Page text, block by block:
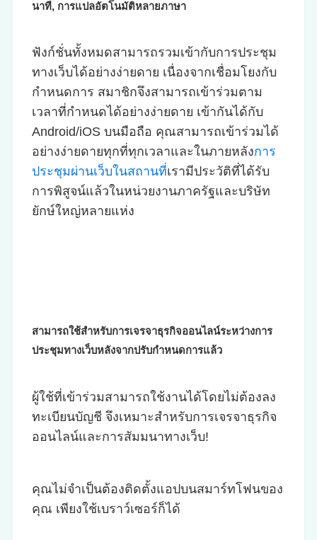
นาที, การแปลอัตโนมัติหลายภาษา
ฟังก์ชั่นทั้งหมดสามารถรวมเข้ากับการประชุม
ทางเว็บได้อย่างง่ายดาย เนื่องจากเชื่อมโยงกับ
กำหนดการ สมาชิกจึงสามารถเข้าร่วมตาม
เวลาที่กำหนดได้อย่างง่ายดาย เข้ากันได้กับ
Android/iOS บนมือถือ คุณสามารถเข้าร่วมได้
อย่างง่ายดายทุกที่ทุกเวลาและในภายหลังการ
ประชุมผ่านเว็บในสถานที่เรามีประวัติที่ได้รับ
การพิสูจน์แล้วในหน่วยงานภาครัฐและบริษัท
ยักษ์ใหญ่หลายแห่ง
สามารถใช้สำหรับการเจรจาธุรกิจออนไลน์ระหว่างการ
ประชุมทางเว็บหลังจากปรับกำหนดการแล้ว
ผู้ใช้ที่เข้าร่วมสามารถใช้งานได้โดยไม่ต้องลง
ทะเบียนบัญชี จึงเหมาะสำหรับการเจรจาธุรกิจ
ออนไลน์และการสัมมนาทางเว็บ!
คุณไม่จำเป็นต้องติดตั้งแอปบนสมาร์ทโฟนของ
คุณ เพียงใช้เบราว์เซอร์ก็ได้